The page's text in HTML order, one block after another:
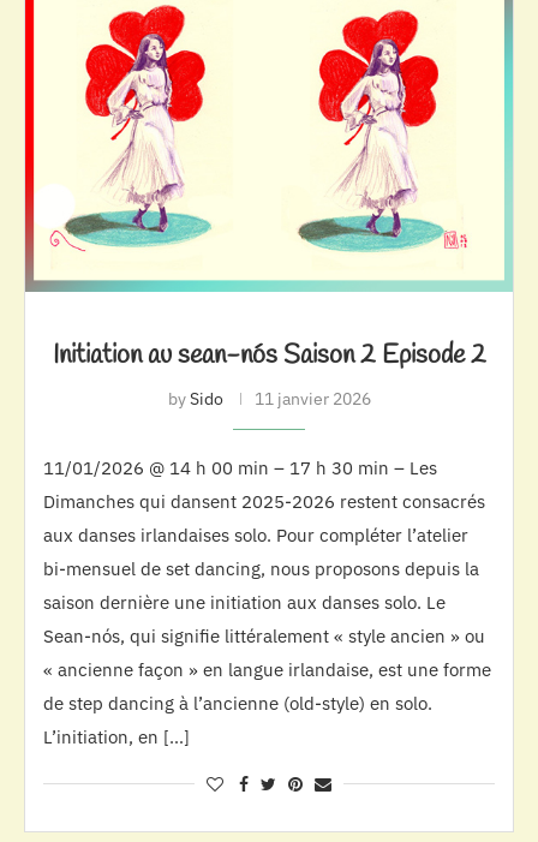
Initiation au sean-nós Saison 2 Episode 2
bySido 11 janvier 2026
11/01/2026 @ 14 h 00 min – 17 h 30 min – Les
Dimanches qui dansent 2025-2026 restent consacrés
aux danses irlandaises solo. Pour compléter l’atelier
bi-mensuel de set dancing, nous proposons depuis la
saison dernière une initiation aux danses solo. Le
Sean-nós, qui signifie littéralement « style ancien » ou
« ancienne façon » en langue irlandaise, est une forme
de step dancing à l’ancienne (old-style) en solo.
L’initiation, en […]